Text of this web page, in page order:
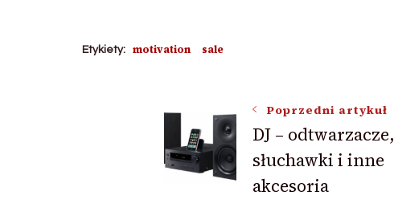
Etykiety: motivation sale
Nawigacja
wpisu
Poprzedni artykuł
DJ – odtwarzacze,
słuchawki i inne
akcesoria